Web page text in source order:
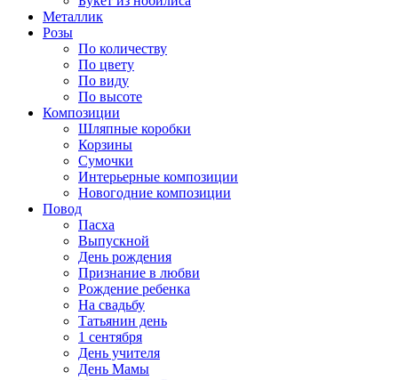
Металлик
Розы
По количеству
По цвету
По виду
По высоте
Композиции
Шляпные коробки
Корзины
Сумочки
Интерьерные композиции
Новогодние композиции
Повод
Пасха
Выпускной
День рождения
Признание в любви
Рождение ребенка
На свадьбу
Татьянин день
1 сентября
День учителя
День Мамы